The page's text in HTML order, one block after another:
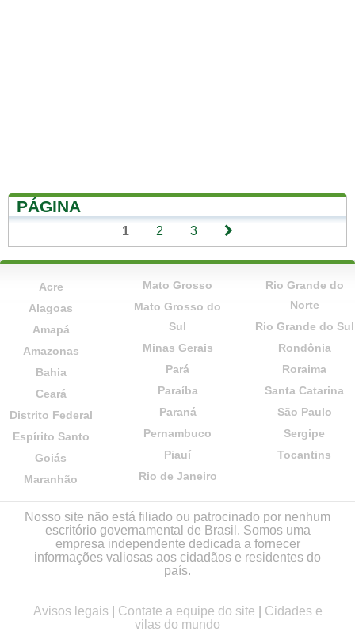
PÁGINA
1 2 3
Acre
Alagoas
Amapá
Amazonas
Bahia
Ceará
Distrito Federal
Espírito Santo
Goiás
Maranhão
Mato Grosso
Mato Grosso do
Sul
Minas Gerais
Pará
Paraíba
Paraná
Pernambuco
Piauí
Rio de Janeiro
Rio Grande do
Norte
Rio Grande do Sul
Rondônia
Roraima
Santa Catarina
São Paulo
Sergipe
Tocantins
Nosso site não está filiado ou patrocinado por nenhum
escritório governamental de Brasil. Somos uma
empresa independente dedicada a fornecer
informações valiosas aos cidadãos e residentes do
país.
Avisos legais Contate a equipe do site
Cidades e
vilas do mundo